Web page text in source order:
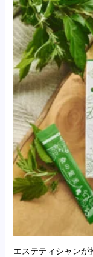
エステティシャンが